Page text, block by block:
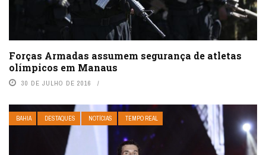
Forças Armadas assumem segurança de atletas
olímpicos em Manaus
30 DE JULHO DE 2016
BAHIA DESTAQUES NOTÍCIAS TEMPO REAL